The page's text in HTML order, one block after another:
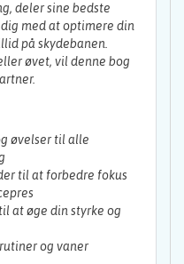
deler sine bedste
med at optimere din
på skydebanen.
øvet, vil denne bog
øvelser til alle
til at forbedre fokus
at øge din styrke og
og vaner